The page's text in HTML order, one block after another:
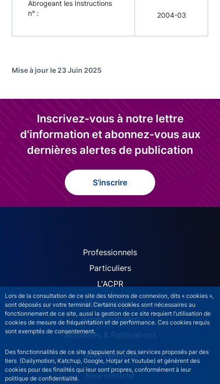
Lors de la consultation de ce site des témoins de connexion, dits « cookies »,
sont déposés sur votre terminal. Certains cookies sont nécessaires au
fonctionnement de ce site, aussi la gestion de ce site requiert l’utilisation de
cookies de mesure de fréquentation et de performance. Ces cookies requis
sont exemptés de consentement.
Des fonctionnalités de ce site s’appuient sur des services proposés par des
tiers (Dailymotion, Katchup, Google, Hotjar et Youtube) et génèrent des
cookies pour des finalités qui leur sont propres, conformément à leur
politique de confidentialité.
Abrogeant les Instructions
n° :
2004-03
Mise à jour le 23 Juin 2025
Inscrivez-vous à notre lettre
d'information et abonnez-vous aux
dernières alertes de publication
S'inscrire
ACPR site navigation
Professionnels
Particuliers
L'ACPR
Nos missions
Réglementation
Actualités & Publications
Nous rejoindre
ACPR footer secondary menu (French)
Nous contacter